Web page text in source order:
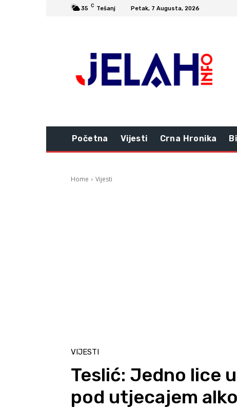
35 C Tešanj Petak, 7 Augusta, 2026
Početna Vijesti Crna Hronika
Home Vijesti
VIJESTI
Teslić: Jedno lice
pod utjecajem